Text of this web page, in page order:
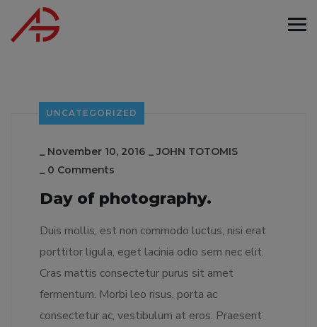
UNCATEGORIZED
_ November 10, 2016 _JOHN TOTOMIS
_ 0 Comments
Day of photography.
Duis mollis, est non commodo luctus, nisi erat
porttitor ligula, eget lacinia odio sem nec elit.
Cras mattis consectetur purus sit amet
fermentum. Morbi leo risus, porta ac
consectetur ac, vestibulum at eros. Praesent